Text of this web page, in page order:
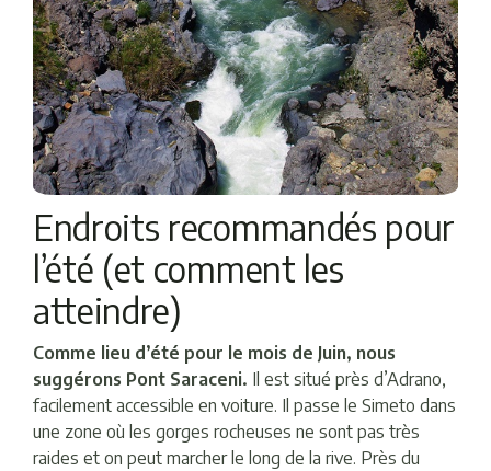
Endroits recommandés pour
l’été (et comment les
atteindre)
Comme lieu d’été pour le mois de Juin, nous
suggérons Pont Saraceni. Il est situé près d’Adrano,
facilement accessible en voiture. Il passe le Simeto dans
une zone où les gorges rocheuses ne sont pas très
raides et on peut marcher le long de la rive. Près du